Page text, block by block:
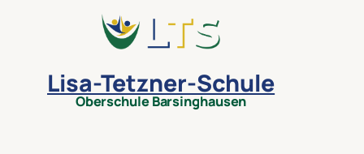
Lisa-Tetzner-Schule
Oberschule Barsinghausen